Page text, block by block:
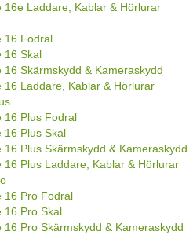
16e Laddare, Kablar & Hörlurar
16 Fodral
16 Skal
16 Skärmskydd & Kameraskydd
16 Laddare, Kablar & Hörlurar
16 Plus Fodral
16 Plus Skal
16 Plus Skärmskydd & Kameraskydd
16 Plus Laddare, Kablar & Hörlurar
16 Pro Fodral
16 Pro Skal
16 Pro Skärmskydd & Kameraskydd